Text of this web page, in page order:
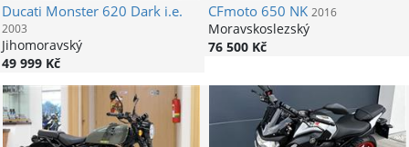
Ducati Monster 620 Dark i.e.
2003
Jihomoravský
49 999 Kč
CFmoto650 NK 2016
Moravskoslezský
76 500 Kč